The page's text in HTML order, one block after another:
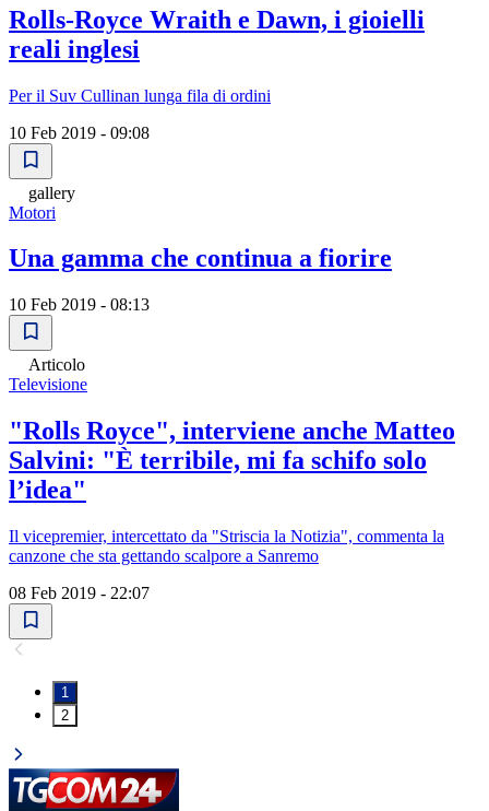
Rolls-Royce Wraith e Dawn, i gioielli
reali inglesi
Per il Suv Cullinan lunga fila di ordini
10 Feb 2019 - 09:08
gallery
Motori
Una gamma che continua a fiorire
10 Feb 2019 - 08:13
Articolo
Televisione
"Rolls Royce", interviene anche Matteo
Salvini: "È terribile, mi fa schifo solo
l’idea"
Il vicepremier, intercettato da "Striscia la Notizia", commenta la
canzone che sta gettando scalpore a Sanremo
08 Feb 2019 - 22:07
1
2